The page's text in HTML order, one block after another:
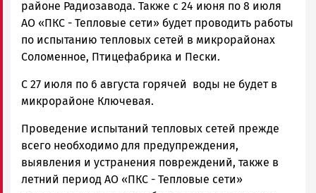
районе Радиозавода. Также с 24 июня по 8 июля
АО «ПКС - Тепловые сети» будет проводить работы
по испытанию тепловых сетей в микрорайонах
Соломенное, Птицефабрика и Пески.
С 27 июля по 6 августа горячей воды не будет в
микрорайоне Ключевая.
Проведение испытаний тепловых сетей прежде
всего необходимо для предупреждения,
выявления и устранения повреждений, также в
летний период АО «ПКС - Тепловые сети»